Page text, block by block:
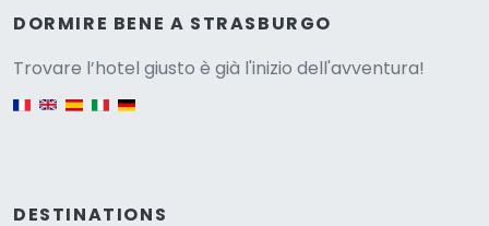
DORMIRE BENE A STRASBURGO
Trovare l’hotel giusto è già l'inizio dell'avventura!
DESTINATIONS